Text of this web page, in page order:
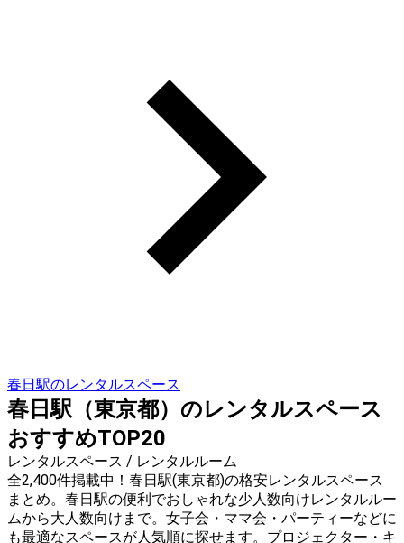
春日駅のレンタルスペース
春日駅（東京都）のレンタルスペース
おすすめTOP20
レンタルスペース / レンタルルーム
全2,400件掲載中！春日駅(東京都)の格安レンタルスペース
まとめ。春日駅の便利でおしゃれな少人数向けレンタルルー
ムから大人数向けまで。女子会・ママ会・パーティーなどに
も最適なスペースが人気順に探せます。プロジェクター・キ